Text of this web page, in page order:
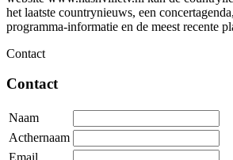
het laatste countrynieuws, een
programma-informatie en de meest recente
Contact
Contact
Naam
Acthernaam